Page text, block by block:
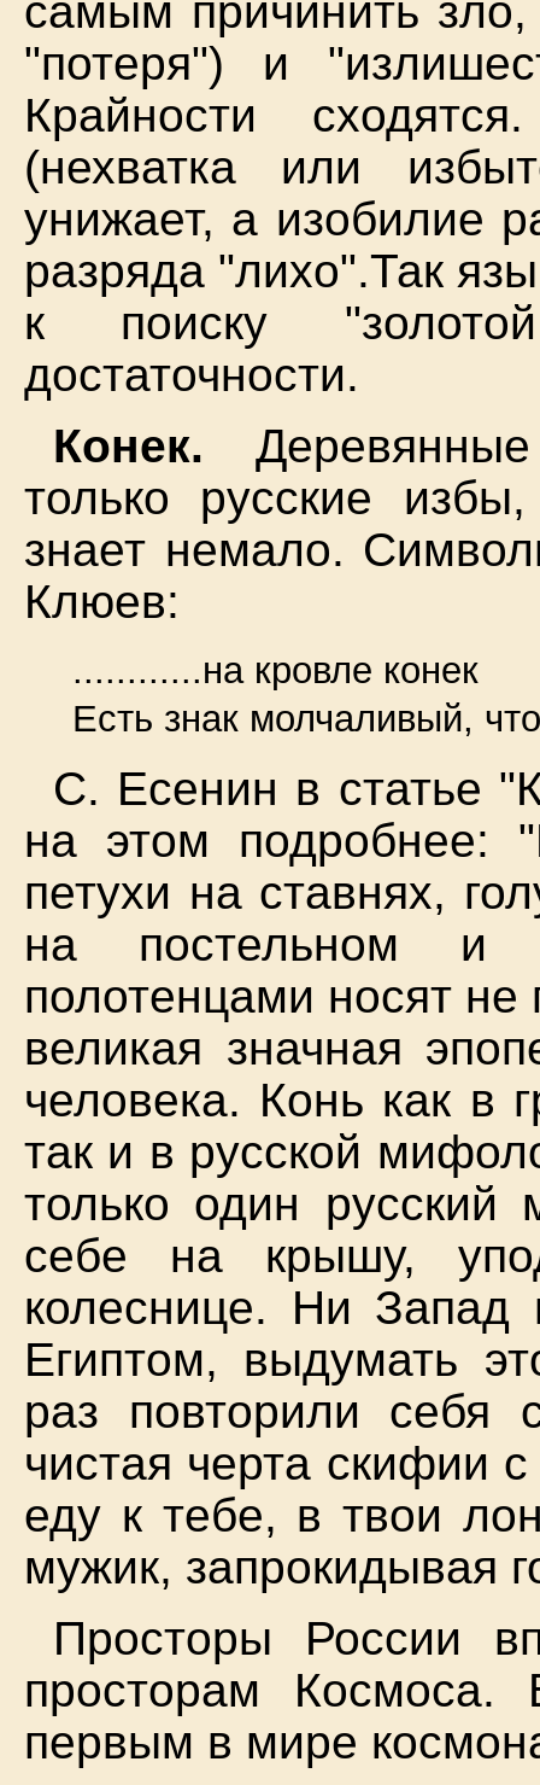
самым причинить
"потеря") и
Крайности
(нехватка или
унижает, а изобилие
разряда "лихо".Так
к поиску
достаточности.
Конек.
только русские
знает немало.
Клюев:
............на кровле конек
Есть знак молчаливый,
С. Есенин в статье
на этом подробнее:
петухи на ставнях,
на постельном и
полотенцами носят не
великая значная
человека. Конь как в
так и в русской
только один русский
себе на крышу,
колеснице. Ни Запад
Египтом, выдумать
раз повторили себя
чистая черта скифии
еду к тебе, в твои
мужик, запрокидывая
Просторы России
просторам
первым в мире